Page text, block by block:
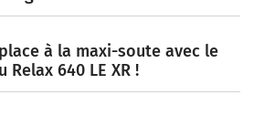
à la maxi-soute avec le
640 LE XR !